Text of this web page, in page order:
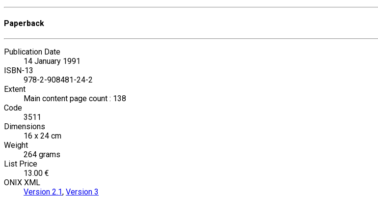
Paperback
Publication Date
14 January 1991
ISBN-13
978-2-908481-24-2
Extent
Main content page count : 138
Code
3511
Dimensions
16 x 24 cm
Weight
264 grams
List Price
13.00 €
ONIX XML
Version 2.1, Version 3